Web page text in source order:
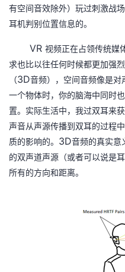
的
客
我
论
坛
的
圈
子
我
的
直
播
我
的
活
我
的
我
有空间音效除外）玩过刺激战
耳机判别位置信息的。
VR 视频正在占领传统媒
求也比以往任何时候都更加强
（3D音频），空间音频像是
一个物体时，你的脑海中同时
置。实际生活中，我过双耳来
声音从声源传播到双耳的过程
质的影响的。 3D音频的真实意
的双声道声源（或者可以说是
所有的方向和距离。